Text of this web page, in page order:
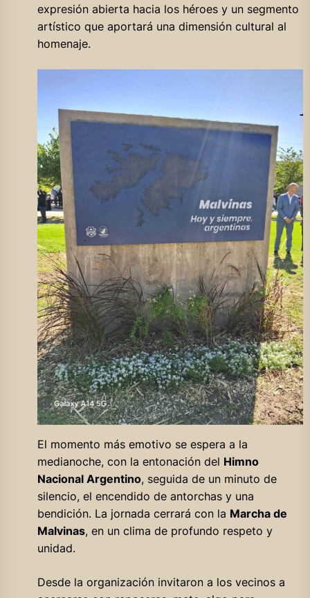
expresión abierta hacia los héroes y un segmento
artístico que aportará una dimensión cultural al
homenaje.
El momento más emotivo se espera a la
medianoche, con la entonación del Himno
Nacional Argentino, seguida de un minuto de
silencio, el encendido de antorchas y una
bendición. La jornada cerrará con la Marcha de
Malvinas, en un clima de profundo respeto y
unidad.
Desde la organización invitaron a los vecinos a